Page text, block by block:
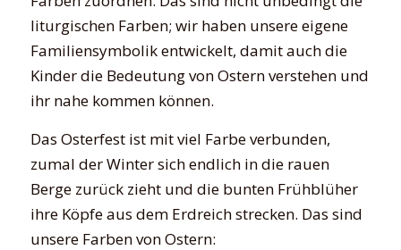
liturgischen Farben; wir haben unsere eigene
Familiensymbolik entwickelt, damit auch die
Kinder die Bedeutung von Ostern verstehen und
ihr nahe kommen können.
Das Osterfest ist mit viel Farbe verbunden,
zumal der Winter sich endlich in die rauen
Berge zurück zieht und die bunten Frühblüher
ihre Köpfe aus dem Erdreich strecken. Das sind
unsere Farben von Ostern: